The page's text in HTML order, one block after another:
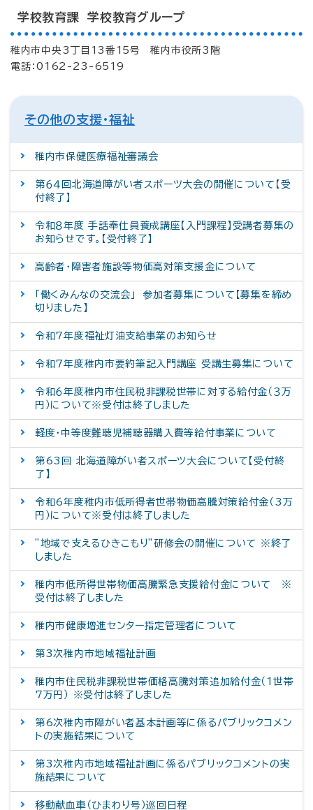
学校教育課 学校教育グループ
稚内市中央3丁目13番15号 稚内市役所3階
電話：0162-23-6519
その他の支援・福祉
稚内市保健医療福祉審議会
第６４回北海道障がい者スポーツ大会の開催について【受
付終了】
令和８年度 手話奉仕員養成講座【入門課程】受講者募集の
お知らせです。【受付終了】
高齢者・障害者施設等物価高対策支援金について
「働くみんなの交流会」 参加者募集について【募集を締め
切りました】
令和7年度福祉灯油支給事業のお知らせ
令和７年度稚内市要約筆記入門講座 受講生募集について
令和６年度稚内市住民税非課税世帯に対する給付金（３万
円）について※受付は終了しました
軽度・中等度難聴児補聴器購入費等給付事業について
第63回 北海道障がい者スポーツ大会について【受付終
了】
令和6年度稚内市低所得者世帯物価高騰対策給付金（3万
円）について※受付は終了しました
”地域で支えるひきこもり”研修会の開催について ※終了
しました
稚内市低所得世帯物価高騰緊急支援給付金について ※
受付は終了しました
稚内市健康増進センター指定管理者について
第3次稚内市地域福祉計画
稚内市住民税非課税世帯価格高騰対策追加給付金（1世帯
7万円） ※受付は終了しました
第6次稚内市障がい者基本計画等に係るパブリックコメン
トの実施結果について
第3次稚内市地域福祉計画に係るパブリックコメントの実
施結果について
移動献血車（ひまわり号）巡回日程